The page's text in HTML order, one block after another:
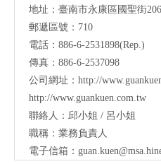
地址：臺南市永康區國聖街
郵遞區號：710
電話：886-6-2531898(Rep.)
傳真：886-6-2537098
公司網址： http://
http://www.guankuen.com.tw
聯絡人：邱小姐 / 呂小姐
職稱：業務負責人
電子信箱：